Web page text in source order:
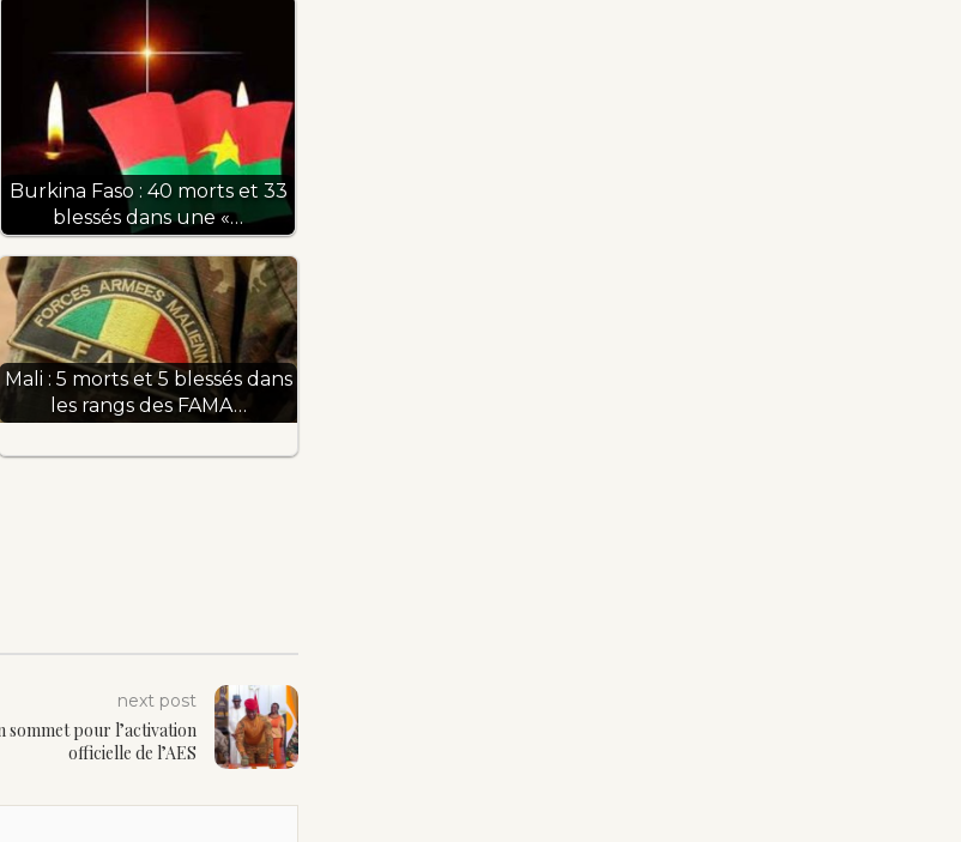
Burkina Faso : 40 morts et 33
blessés dans une «…
Mali : 5 morts et 5 blessés dans
les rangs des FAMA…
next post
sommet pour l’activation
officielle de l’AES